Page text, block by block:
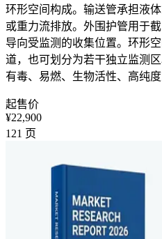
环形空间构成。输送管承担液
或重力流排放。外围护管用于
导向受监测的收集位置。环形
道，也可划分为若干独立监测
有毒、易燃、生物活性、高纯
起售价
¥22,900
121 页